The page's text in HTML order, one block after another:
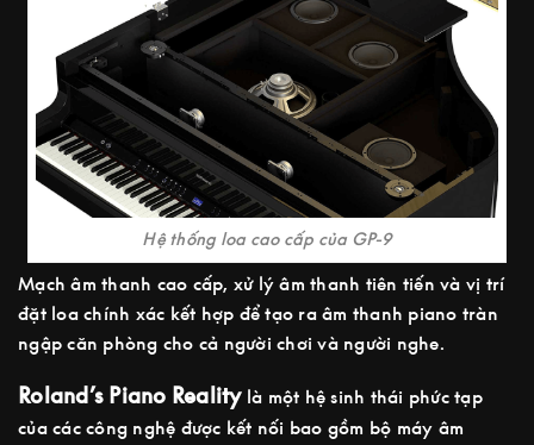
Hệ thống loa cao cấp của GP-9
Mạch âm thanh cao cấp, xử lý âm thanh tiên tiến và vị trí
đặt loa chính xác kết hợp để tạo ra âm thanh piano tràn
ngập căn phòng cho cả người chơi và người nghe.
Roland’s Piano Realitylà một hệ sinh thái phức tạp
của các công nghệ được kết nối bao gồm bộ máy âm